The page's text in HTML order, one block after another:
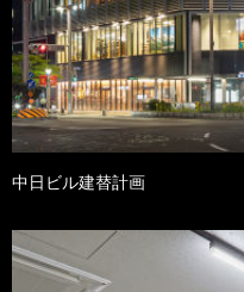
中日ビル建替計画